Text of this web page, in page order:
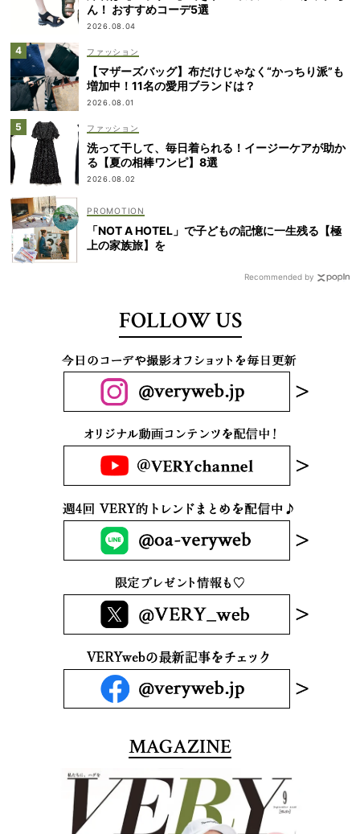
ん！ おすすめコーデ5選
2026.08.04
ファッション
【マザーズバッグ】布だけじゃなく“かっちり派”も
増加中！11名の愛用ブランドは？
2026.08.01
ファッション
洗って干して、毎日着られる！イージーケアが助か
る【夏の相棒ワンピ】8選
2026.08.02
「NOT A HOTEL」で子どもの記憶に一生残る【極
上の家族旅】を
Recommended by
FOLLOW US
MAGAZINE